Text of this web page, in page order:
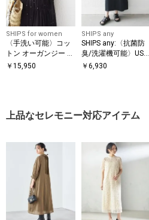
SHIPS for women
〈手洗い可能〉コッ
トン オーガンジー 刺
繍 ウエスト ドロスト
￥ 15,950
SHIPS any
SHIPS any:〈抗菌防
臭/洗濯機可能〉USA
コットン ヘンリーネ
￥6,930
上品なセレモニー対応アイテム